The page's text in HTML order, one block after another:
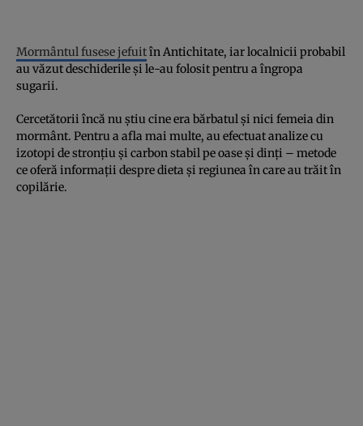
Mormântul fusese jefuitîn Antichitate, iar localnicii probabil
au văzut deschiderile și le-au folosit pentru a îngropa
sugarii.
Cercetătorii încă nu știu cine era bărbatul și nici femeia din
mormânt. Pentru a afla mai multe, au efectuat analize cu
izotopi de stronțiu și carbon stabil pe oase și dinți – metode
ce oferă informații despre dieta și regiunea în care au trăit în
copilărie.